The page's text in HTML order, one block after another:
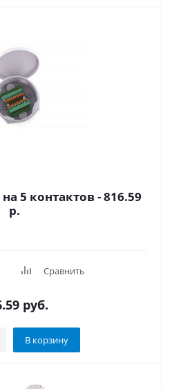
5 контактов - 816.59
р.
Сравнить
руб.
В корзину